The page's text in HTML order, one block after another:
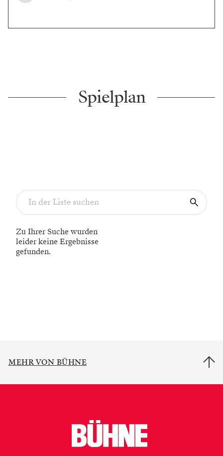
Spielplan
Zu Ihrer Suche wurden
leider keine Ergebnisse
gefunden.
MEHR VON BÜHNE